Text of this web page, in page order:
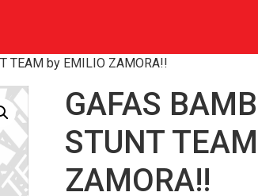
TEAM by EMILIO ZAMORA!!
GAFAS
STUNT
ZAMORA!!